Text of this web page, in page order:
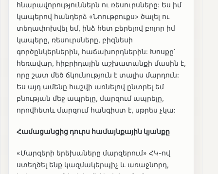
հնարավորություններն ու ռեսուրսները: Ես իմ
կապերով հանդերձ «Նոութբուքս» ծալել ու
տեղափոխվել եմ, ինձ հետ բերելով բոլոր իմ
կապերը, ռեսուրսները, բիզնեսի
գործընկերներին, հաճախորդներին: Խոսքը՝
հեռավար, հիբրիդային աշխատանքի մասին է,
որը շատ մեծ ճկունություն է տալիս մարդուն:
Ես այդ ամենը հաշվի առնելով ընտրել եմ
բնության մեջ ապրելը, մարզում ապրելը,
որովհետև մարզում հանգիստ է, սթրես չկա:
Համացանցից դուրս համայնքային կյանքը
«Մարզերի երեխաները մարզերում» ՀԿ-ով
ստեղծել ենք կազմակերպիչ և առաջնորդ,